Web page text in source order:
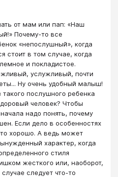
от мам или пап: «Наш
Почему-то все
«непослушный», когда
стоит в том случае, когда
и покладистое.
услужливый, почти
Ну очень удобный малыш!
послушного ребенка
человек? Чтобы
надо понять, почему
Если дело в особенностях
хорошо. А ведь может
характер, когда
стиля
жесткого или, наоборот,
следует что-то